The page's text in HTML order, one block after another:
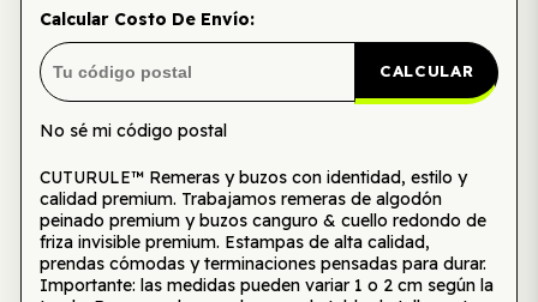
Calcular Costo De Envío:
CALCULAR
No sé mi código postal
CUTURULE™ Remeras y buzos con identidad, estilo y
calidad premium. Trabajamos remeras de algodón
peinado premium y buzos canguro & cuello redondo de
friza invisible premium. Estampas de alta calidad,
prendas cómodas y terminaciones pensadas para durar.
Importante: las medidas pueden variar 1 o 2 cm según la